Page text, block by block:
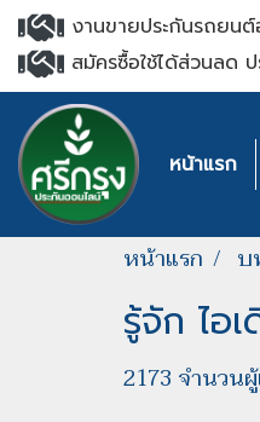
งานขายประกันรถยนต์
สมัครซื้อใช้ได้ส่วนลด ป
หน้าแรก
หน้าแรก บ
รู้จัก ไอ
2173 จำนวน